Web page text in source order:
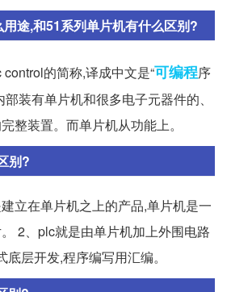
途,和51系列单片机有什么区别?
的简称,译成中文是“可编程序
装有单片机和很多电子元器件的、
整装置。而单片机从功能上。
别?
立在单片机之上的产品,单片机是一
2、plc就是由单片机加上外围电路
层开发,程序编写用汇编。